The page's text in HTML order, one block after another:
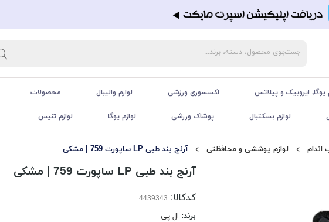
یوگا, ایروبیک و پیلاتس اکسسوری ورزشی لوازم والیبال محصولات
لوازم بسکتبال پوشاک ورزشی لوازم یوگا لوازم تنیس
لوازم پوششی و محافظتی آرنج بند طبی LP ساپورت 759 | مشکی
آرنج بند طبی LP ساپورت 759 | مشکی
کدکالا:
برند: ال پی